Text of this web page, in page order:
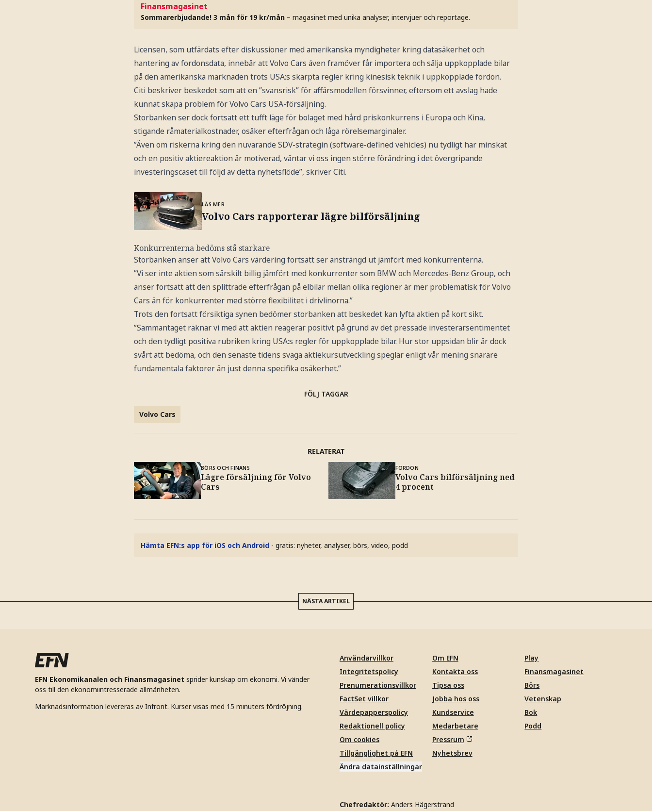
Finansmagasinet
Sommarerbjudande! 3 mån för 19 kr/mån – magasinet med unika analyser, intervjuer och reportage.
Licensen, som utfärdats efter diskussioner med amerikanska myndigheter kring datasäkerhet och
hantering av fordonsdata, innebär att Volvo Cars även framöver får importera och sälja uppkopplade bilar
på den amerikanska marknaden trots USA:s skärpta regler kring kinesisk teknik i uppkopplade fordon.
Citi beskriver beskedet som att en ”svansrisk” för affärsmodellen försvinner, eftersom ett avslag hade
kunnat skapa problem för Volvo Cars USA-försäljning.
Storbanken ser dock fortsatt ett tufft läge för bolaget med hård priskonkurrens i Europa och Kina,
stigande råmaterialkostnader, osäker efterfrågan och låga rörelsemarginaler.
”Även om riskerna kring den nuvarande SDV-strategin (software-defined vehicles) nu tydligt har minskat
och en positiv aktiereaktion är motiverad, väntar vi oss ingen större förändring i det övergripande
investeringscaset till följd av detta nyhetsflöde”, skriver Citi.
LÄS MER
Volvo Cars rapporterar lägre bilförsäljning
Konkurrenterna bedöms stå starkare
Storbanken anser att Volvo Cars värdering fortsatt ser ansträngd ut jämfört med konkurrenterna.
”Vi ser inte aktien som särskilt billig jämfört med konkurrenter som BMW och Mercedes-Benz Group, och
anser fortsatt att den splittrade efterfrågan på elbilar mellan olika regioner är mer problematisk för Volvo
Cars än för konkurrenter med större flexibilitet i drivlinorna.”
Trots den fortsatt försiktiga synen bedömer storbanken att beskedet kan lyfta aktien på kort sikt.
”Sammantaget räknar vi med att aktien reagerar positivt på grund av det pressade investerarsentimentet
och den tydligt positiva rubriken kring USA:s regler för uppkopplade bilar. Hur stor uppsidan blir är dock
svårt att bedöma, och den senaste tidens svaga aktiekursutveckling speglar enligt vår mening snarare
fundamentala faktorer än just denna specifika osäkerhet.”
FÖLJ TAGGAR
Volvo Cars
RELATERAT
BÖRS OCH FINANS
Lägre försäljning för Volvo
Cars
FORDON
Volvo Cars bilförsäljning ned
4 procent
Hämta EFN:s app för iOS och Android - gratis: nyheter, analyser, börs, video, podd
NÄSTA ARTIKEL
EFN Ekonomikanalen och Finansmagasinet sprider kunskap om ekonomi. Vi vänder
oss till den ekonomiintresserade allmänheten.
Marknadsinformation levereras av Infront. Kurser visas med 15 minuters fördröjning.
Användarvillkor
Integritetspolicy
Prenumerationsvillkor
FactSet villkor
Värdepapperspolicy
Redaktionell policy
Om cookies
Tillgänglighet på EFN
Ändra datainställningar
Om EFN
Kontakta oss
Tipsa oss
Jobba hos oss
Kundservice
Medarbetare
Pressrum
Nyhetsbrev
Play
Finansmagasinet
Börs
Vetenskap
Bok
Podd
Chefredaktör: Anders Hägerstrand